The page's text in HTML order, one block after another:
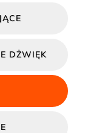
DŻWIĘK